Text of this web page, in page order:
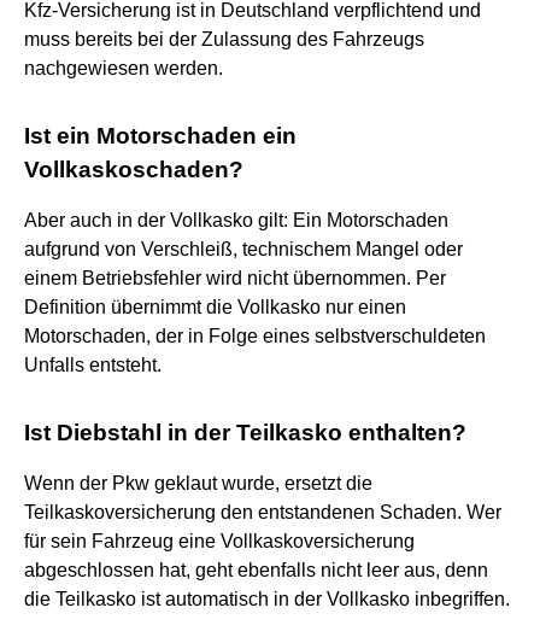
Kfz-Versicherung ist in Deutschland verpflichtend und
muss bereits bei der Zulassung des Fahrzeugs
nachgewiesen werden.
Ist ein Motorschaden ein
Vollkaskoschaden?
Aber auch in der Vollkasko gilt: Ein Motorschaden
aufgrund von Verschleiß, technischem Mangel oder
einem Betriebsfehler wird nicht übernommen. Per
Definition übernimmt die Vollkasko nur einen
Motorschaden, der in Folge eines selbstverschuldeten
Unfalls entsteht.
Ist Diebstahl in der Teilkasko enthalten?
Wenn der Pkw geklaut wurde, ersetzt die
Teilkaskoversicherung den entstandenen Schaden. Wer
für sein Fahrzeug eine Vollkaskoversicherung
abgeschlossen hat, geht ebenfalls nicht leer aus, denn
die Teilkasko ist automatisch in der Vollkasko inbegriffen.